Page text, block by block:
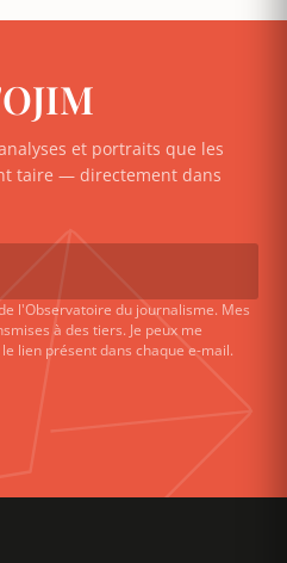
et portraits que les
taire — directement dans
l'Observatoire du journalisme. Mes
à des tiers. Je peux me
lien présent dans chaque e-mail.